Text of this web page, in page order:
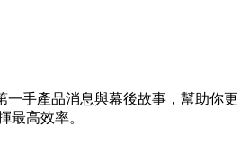
一手產品消息與幕後故事，幫助你更
最高效率。